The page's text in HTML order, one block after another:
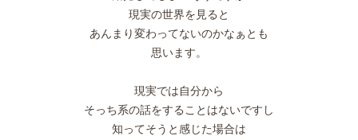
現実の世界を見ると
あんまり変わってないのかなぁとも
思います。
現実では自分から
そっち系の話をすることはないですし
知ってそうと感じた場合は